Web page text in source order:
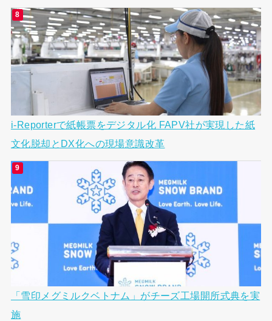
i-Reporterで紙帳票をデジタル化 FAPV社が実現した紙
文化脱却とDX化への現場意識改革
「雪印メグミルクベトナム」がチーズ工場開所式典を実
施